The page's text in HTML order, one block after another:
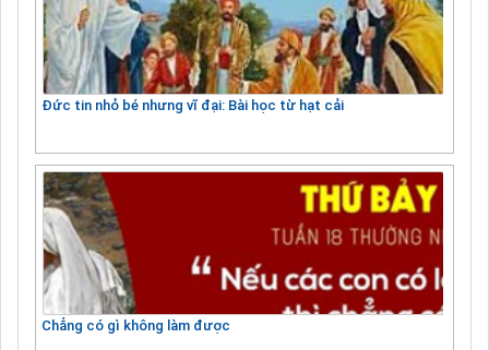
Đức tin nhỏ bé nhưng vĩ đại: Bài học từ hạt cải
Chẳng có gì không làm được